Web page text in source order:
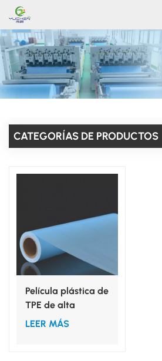
English
Русский
Español
CATEGORÍAS DE PRODUCTOS
Película plástica de
TPE de alta
elongación para
LEER MÁS